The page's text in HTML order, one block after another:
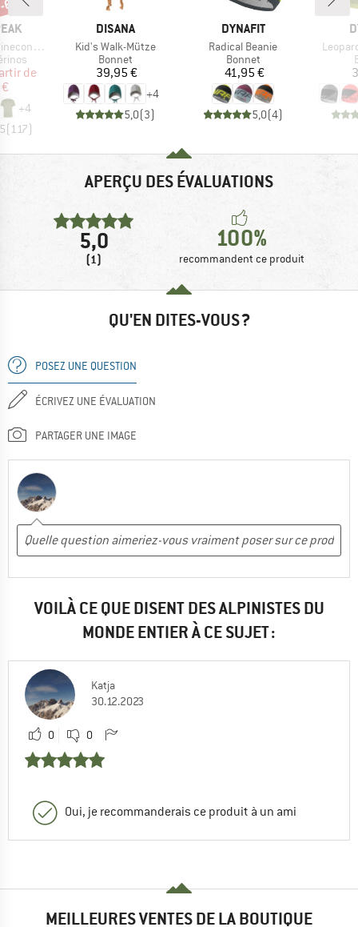
II T-Shirt
réduit
de
+4
(117)
%
MARQUE
DISANA
Article
Kid's Walk-Mütze
Product group
Bonnet
Prix
39,95 €
+4
5,0(3)
MARQUE
DYNAFIT
Article
Radical Beanie
Product group
Bonnet
Prix
41,95 €
5,0(4)
Article
APERÇU DES ÉVALUATIONS
5,0
(1)
100%
recommandent ce produit
QU'EN DITES-VOUS ?
POSEZ UNE QUESTION
ÉCRIVEZ UNE ÉVALUATION
PARTAGER UNE IMAGE
VOILÀ CE QUE DISENT DES ALPINISTES DU
MONDE ENTIER À CE SUJET :
Katja
30.12.2023
0 0
Oui, je recommanderais ce produit à un ami
MEILLEURES VENTES DE LA BOUTIQUE